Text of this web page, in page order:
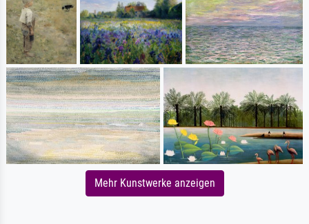
Mehr Kunstwerke anzeigen